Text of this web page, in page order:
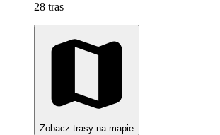
28 tras
Zobacz trasy na mapie